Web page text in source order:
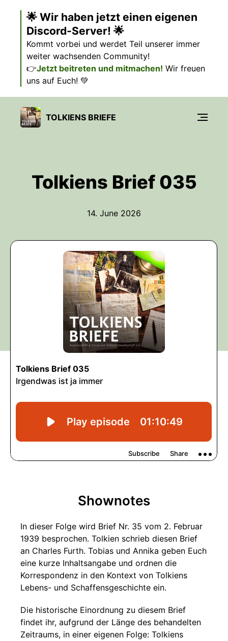
🌟 Wir haben jetzt einen eigenen
Discord-Server! 🌟
Kommt vorbei und werdet Teil unserer immer
weiter wachsenden Community!
👉Jetzt beitreten und mitmachen! Wir freuen
uns auf Euch! 💚
TOLKIENS BRIEFE
Tolkiens Brief 035
14. June 2026
Shownotes
In dieser Folge wird Brief Nr. 35 vom 2. Februar
1939 besprochen. Tolkien schrieb diesen Brief
an Charles Furth. Tobias und Annika geben Euch
eine kurze Inhaltsangabe und ordnen die
Korrespondenz in den Kontext von Tolkiens
Lebens- und Schaffensgeschichte ein.
Die historische Einordnung zu diesem Brief
findet ihr, aufgrund der Länge des behandelten
Zeitraums, in einer eigenen Folge: Tolkiens